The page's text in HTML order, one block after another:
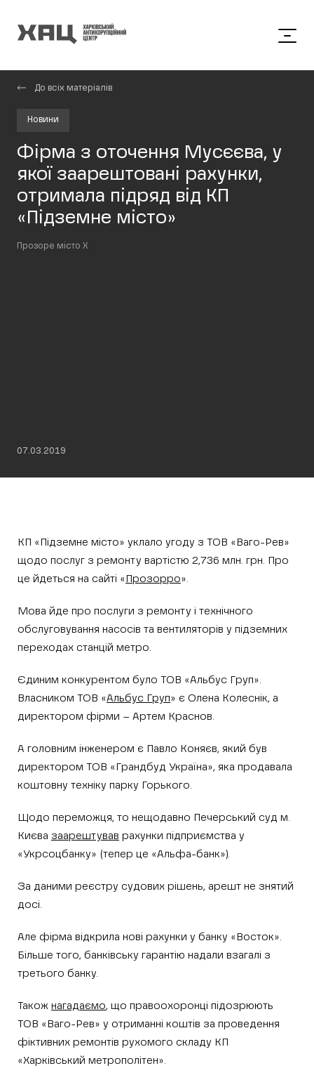
До всіх матеріалів
Новини
Фірма з оточення Мусєєва, у
якої заарештовані рахунки,
отримала підряд від КП
«Підземне місто»
Прозоре місто Х
07.03.2019
КП «Підземне місто» уклало угоду з ТОВ «Ваго-Рев»
щодо послуг з ремонту вартістю 2,736 млн. грн. Про
це йдеться на сайті « Прозорро».
Мова йде про послуги з ремонту і технічного
обслуговування насосів та вентиляторів у підземних
переходах станцій метро.
Єдиним конкурентом було ТОВ «Альбус Груп».
Власником ТОВ «Альбус Груп» є Олена Колеснік, а
директором фірми – Артем Краснов.
А головним інженером є Павло Коняєв, який був
директором ТОВ «Грандбуд Україна», яка продавала
коштовну техніку парку Горького.
Щодо переможця, то нещодавно Печерський суд м.
Києва заарештував рахунки підприємства у
«Укрсоцбанку» (тепер це «Альфа-банк»).
За даними реєстру судових рішень, арешт не знятий
досі.
Але фірма відкрила нові рахунки у банку «Восток».
Більше того, банківську гарантію надали взагалі з
третього банку.
Також нагадаємо, що правоохоронці підозрюють
ТОВ «Ваго-Рев» у отриманні коштів за проведення
фіктивних ремонтів рухомого складу КП
«Харківський метрополітен».